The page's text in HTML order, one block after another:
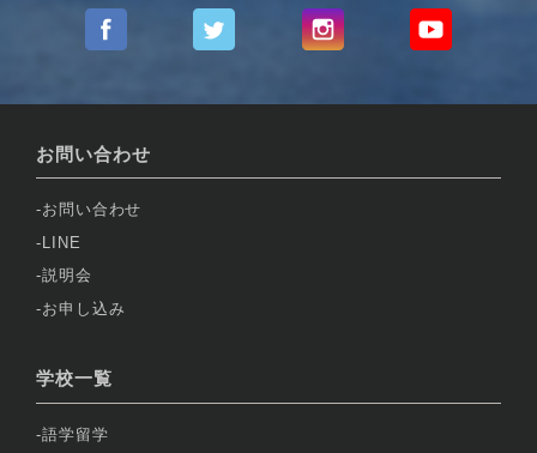
お問い合わせ
お問い合わせ
LINE
説明会
お申し込み
学校一覧
語学留学